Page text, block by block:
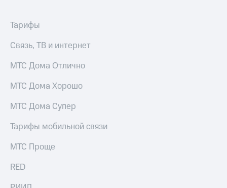
Тарифы
Связь, ТВ и интернет
МТС Дома Отлично
МТС Дома Хорошо
МТС Дома Супер
Тарифы мобильной связи
МТС Проще
RED